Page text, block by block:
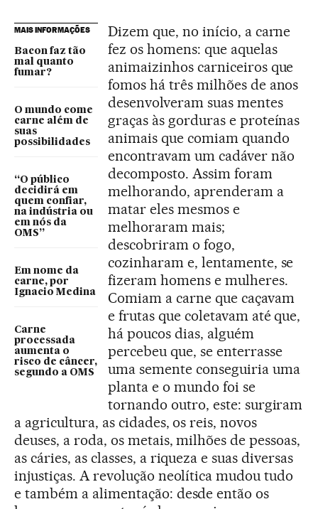
MAIS INFORMAÇÕES
Bacon faz tão
mal quanto
fumar?
O mundo come
carne além de
suas
possibilidades
“O público
decidirá em
quem confiar,
na indústria ou
em nós da
OMS”
Em nome da
carne, por
Ignacio Medina
Carne
processada
aumenta o
risco de câncer,
segundo a OMS
Dizem que, no início, a carne
fez os homens: que aquelas
animaizinhos carniceiros que
fomos há três milhões de anos
desenvolveram suas mentes
graças às gorduras e proteínas
animais que comiam quando
encontravam um cadáver não
decomposto. Assim foram
melhorando, aprenderam a
matar eles mesmos e
melhoraram mais;
descobriram o fogo,
cozinharam e, lentamente, se
fizeram homens e mulheres.
Comiam a carne que caçavam
e frutas que coletavam até que,
há poucos dias, alguém
percebeu que, se enterrasse
uma semente conseguiria uma
planta e o mundo foi se
tornando outro, este: surgiram
a agricultura, as cidades, os reis, novos
deuses, a roda, os metais, milhões de pessoas,
as cáries, as classes, a riqueza e suas diversas
injustiças. A revolução neolítica mudou tudo
e também a alimentação: desde então os